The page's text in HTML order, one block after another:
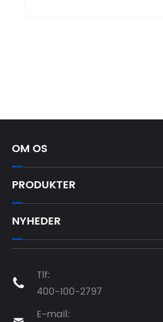
OM OS
PRODUKTER
NYHEDER

Tlf:
400-100-2797
E-mail: